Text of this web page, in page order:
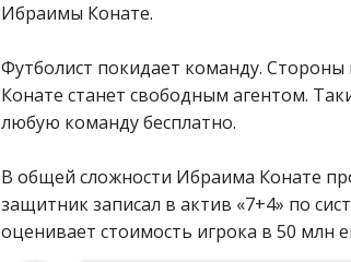
Ибраимы Конате.
Футболист покидает команду.
Конате станет свободным агентом.
любую команду бесплатно.
В общей сложности Ибраима Конате
защитник записал в актив «7+4» по
оценивает стоимость игрока в 50 млн